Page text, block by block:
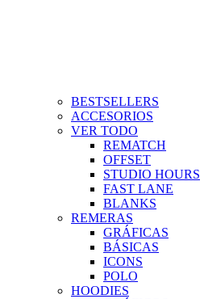
BESTSELLERS
ACCESORIOS
VER TODO
REMATCH
OFFSET
STUDIO HOURS
FAST LANE
BLANKS
REMERAS
GRÁFICAS
BÁSICAS
ICONS
POLO
HOODIES